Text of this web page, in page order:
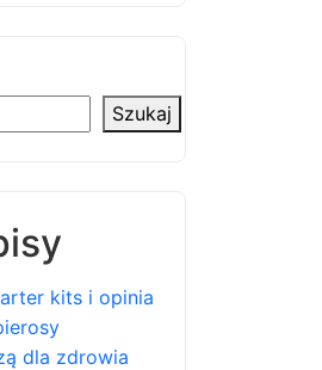
Szukaj
kits i opinia
dla zdrowia